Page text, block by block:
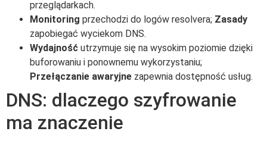
przeglądarkach.
Monitoring przechodzi do logów resolvera; Zasady
zapobiegać wyciekom DNS.
Wydajność utrzymuje się na wysokim poziomie dzięki
buforowaniu i ponownemu wykorzystaniu;
Przełączanie awaryjne zapewnia dostępność usług.
DNS: dlaczego szyfrowanie
ma znaczenie